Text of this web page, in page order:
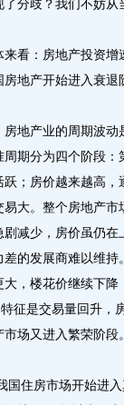
分歧？我们不妨从
：房地产投资增
地产开始进入衰退
产业的周期波动
期分为四个阶段：
；房价越来越高
易大。整个房地产
剧减少，房价虽仍
差的发展商难以维
大，楼花价继续下
征是交易量回升，
场又进入繁荣阶段。
住房市场开始进入